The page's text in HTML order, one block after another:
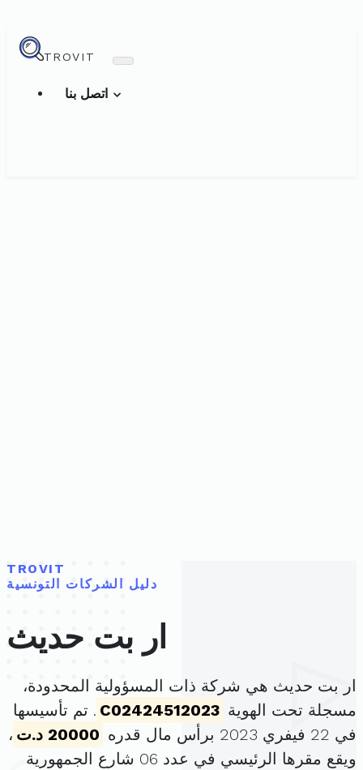
TROVIT
TROVIT
دليل الشركات التونسية
ار بت حديث
ار بت حديث هي شركة ذات المسؤولية المحدودة،
مسجلة تحت الهوية C02424512023 . تم تأسيسها
في 22 فيفري 2023 برأس مال قدره
20000 د.ت
،
ويقع مقرها الرئيسي في عدد 06 شارع الجمهورية